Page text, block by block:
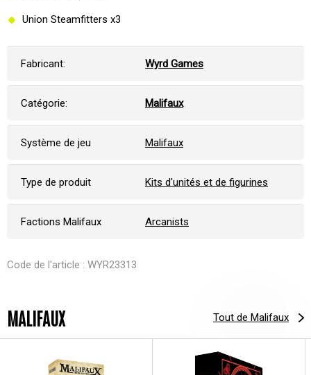
Union Steamfitters x3
Fabricant: Wyrd Games
Catégorie: Malifaux
Système de jeu Malifaux
Type de produit Kits d'unités et de figurines
Factions Malifaux Arcanists
Code de l'article : WYR23313
MALIFAUX Tout de Malifaux